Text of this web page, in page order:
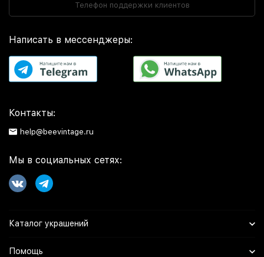
Телефон поддержки клиентов
Написать в мессенджеры:
Контакты:
help@beevintage.ru
Мы в социальных сетях:
Каталог украшений
Помощь